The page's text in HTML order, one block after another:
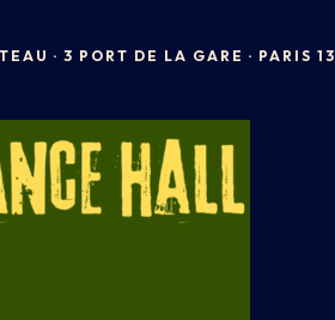
· 3 PORT DE LA GARE · PARIS 13